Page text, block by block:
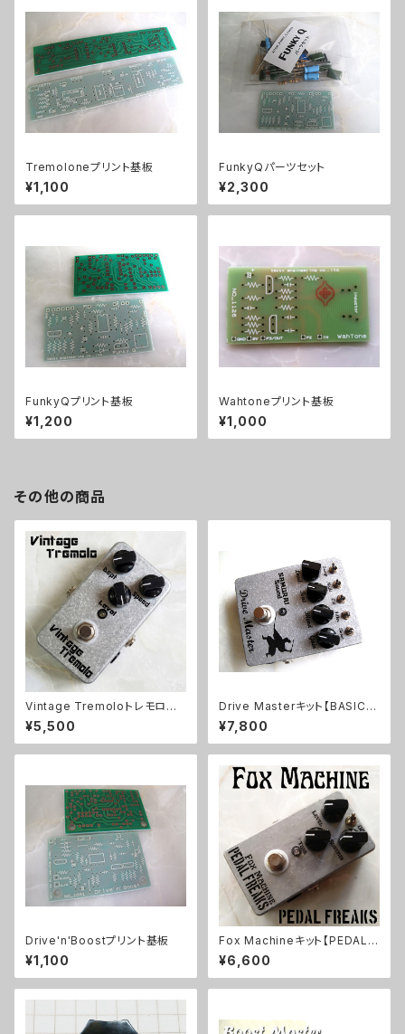
Tremoloneプリント基板
¥1,100
FunkyQパーツセット
¥2,300
FunkyQプリント基板
¥1,200
Wahtoneプリント基板
¥1,000
その他の商品
Vintage Tremoloトレモロキッ
ト
¥5,500
Drive Masterキット【BASIC K
IT】
¥7,800
Drive'n'Boostプリント基板
¥1,100
Fox Machineキット【PEDAL F
REAKS】
¥6,600